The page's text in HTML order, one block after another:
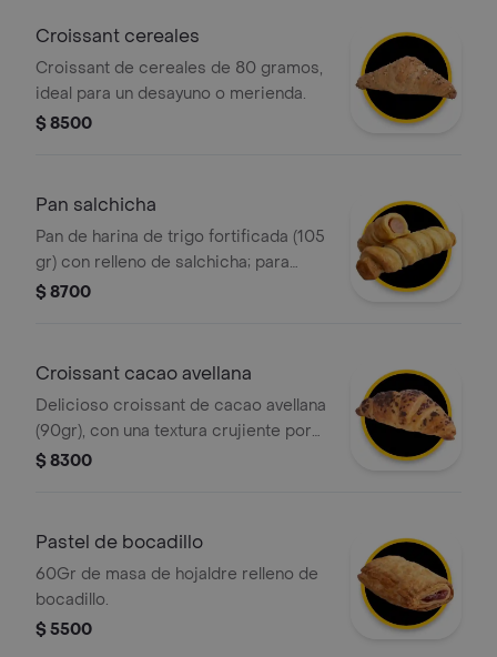
cualquier momento del día!
Croissant cereales
Croissant de cereales de 80 gramos,
ideal para un desayuno o merienda.
$ 8500
Pan salchicha
Pan de harina de trigo fortificada (105
gr) con relleno de salchicha; para
obtener un rollo con diferentes capas
$ 8700
Croissant cacao avellana
Delicioso croissant de cacao avellana
(90gr), con una textura crujiente por
fuera y suave por dentro, elaborado
para cualquier momento del día!
$ 8300
Pastel de bocadillo
60Gr de masa de hojaldre relleno de
bocadillo.
$ 5500